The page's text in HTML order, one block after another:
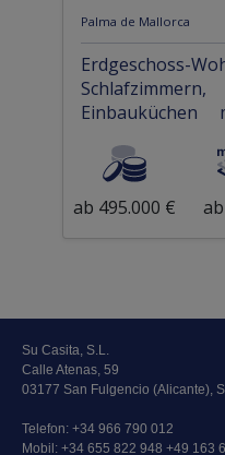
Palma de Mallorca
Einbauküchen
Strand
ab 495.000 €
Su Casita, S.L.
Calle Atenas, 59
03177 San Fulgencio (Alicante),
Telefon: +34 966 790 012
Mobil: +34 655 822 948 +49 163